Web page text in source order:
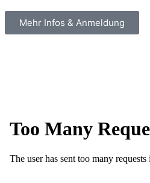
Mehr Infos & Anmeldung